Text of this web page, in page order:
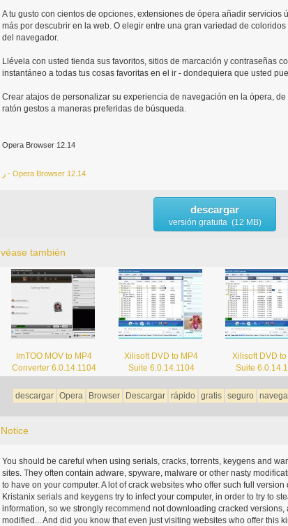
A tu gusto con cientos de opciones, extensiones de ópera añadir servicios
más por descubrir en la web. O elegir entre una gran variedad de
del navegador.
Llévela con usted tienda sus favoritos, sitios de marcación y contraseñas
instantáneo a todas tus cosas favoritas en el ir - dondequiera que usted
Crear atajos de personalizar su experiencia de navegación en la ópera,
ratón gestos a maneras preferidas de búsqueda.
Opera Browser 12.14
ر - Opera Browser 12.14
descargar
versión gratuita (12 MB)
véase también
ImTOO MOV to MP4
Converter 6.0.14.1104
Xilisoft DVD to MP4
Suite 6.0.14.1104
Xilisoft DVD to
Suite
descargar Opera Browser Descargar rápido gratis seguro
Notice
You should be careful when using serials, cracks, torrents, keygens and
sites. They often contain adware, spyware, malware or other nasty
to have on your computer. A lot of crack websites who offer such full
Kristanix serials and keygens try to infect your computer, in order to try to
information, so we strongly recommend not downloading cracked
modified... And did you know that even just visiting websites who offer this